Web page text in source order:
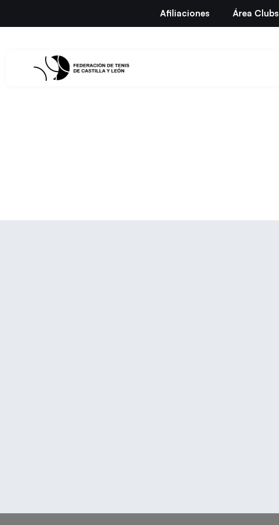
Afiliaciones Área Clubs